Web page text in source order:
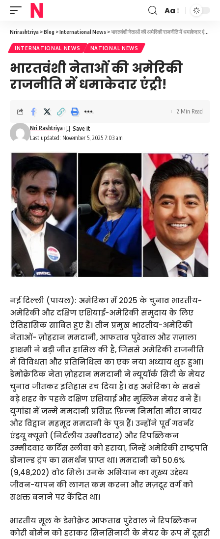
Font
Resizer
Aa
Nrirashtriya >Blog >International News >भारतवंशी नेताओं की अमेरिकी राजनीति में धमाकेदार एंट्री!
INTERNATIONAL NEWS NATIONAL NEWS
भारतवंशी नेताओं की अमेरिकी
राजनीति में धमाकेदार एंट्री!
Last updated: November 5, 2025 7:03 am
Nri Rashtriya
2 Min Read
नई दिल्ली (पायल): अमेरिका में 2025 के चुनाव भारतीय-
अमेरिकी और दक्षिण एशियाई-अमेरिकी समुदाय के लिए
ऐतिहासिक साबित हुए हैं। तीन प्रमुख भारतीय-अमेरिकी
नेताओं- ज़ोहरान ममदानी, आफताब पुरेवाल और ग़ज़ाला
हाशमी ने बड़ी जीत हासिल की है, जिससे अमेरिकी राजनीति
में विविधता और प्रतिनिधित्व का एक नया अध्याय शुरू हुआ।
डेमोक्रेटिक नेता ज़ोहरान ममदानी ने न्यूयॉर्क सिटी के मेयर
चुनाव जीतकर इतिहास रच दिया है। वह अमेरिका के सबसे
बड़े शहर के पहले दक्षिण एशियाई और मुस्लिम मेयर बने हैं।
युगांडा में जन्मे ममदानी प्रसिद्ध फ़िल्म निर्माता मीरा नायर
और विद्वान महमूद ममदानी के पुत्र हैं। उन्होंने पूर्व गवर्नर
एंड्रयू क्यूमो (निर्दलीय उम्मीदवार) और रिपब्लिकन
उम्मीदवार कर्टिस स्लीवा को हराया, जिन्हें अमेरिकी राष्ट्रपति
डोनाल्ड ट्रंप का समर्थन प्राप्त था। ममदानी को 50.6%
(9,48,202) वोट मिले। उनके अभियान का मुख्य उद्देश्य
जीवन-यापन की लागत कम करना और मज़दूर वर्ग को
सशक्त बनाने पर केंद्रित था।
भारतीय मूल के डेमोक्रेट आफताब पुरेवाल ने रिपब्लिकन
कोरी बोमैन को हराकर सिनसिनाटी के मेयर के रूप में दूसरी